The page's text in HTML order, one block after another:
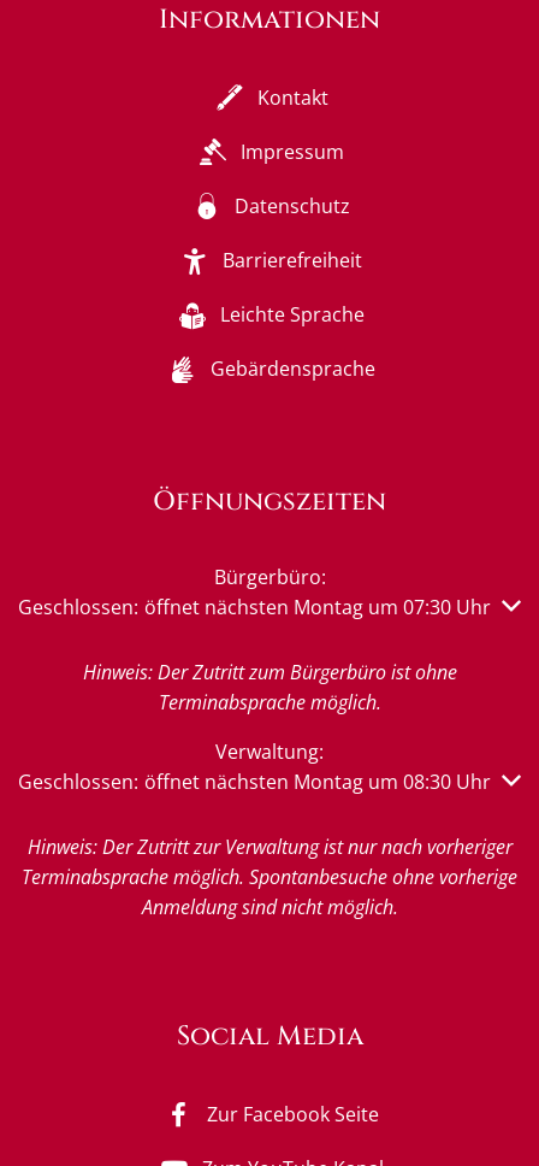
Informationen
Kontakt
Impressum
Datenschutz
Barrierefreiheit
Leichte Sprache
Gebärdensprache
Öffnungszeiten
Bürgerbüro:
Klicken, um weitere Öffnungs- oder Schließzeiten
Geschlossen: öffnet nächsten Montag um 07:30 Uhr
Hinweis: Der Zutritt zum Bürgerbüro ist ohne
Terminabsprache möglich.
Verwaltung:
Klicken, um weitere Öffnungs- oder Schließzeiten
Geschlossen: öffnet nächsten Montag um 08:30 Uhr
Hinweis: Der Zutritt zur Verwaltung ist nur nach vorheriger
Terminabsprache möglich. Spontanbesuche ohne vorherige
Anmeldung sind nicht möglich.
Social Media
Zur Facebook Seite